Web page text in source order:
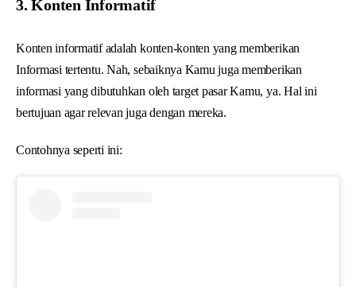
3. Konten Informatif
Konten informatif adalah konten-konten yang memberikan
Informasi tertentu. Nah, sebaiknya Kamu juga memberikan
informasi yang dibutuhkan oleh target pasar Kamu, ya. Hal ini
bertujuan agar relevan juga dengan mereka.
Contohnya seperti ini: